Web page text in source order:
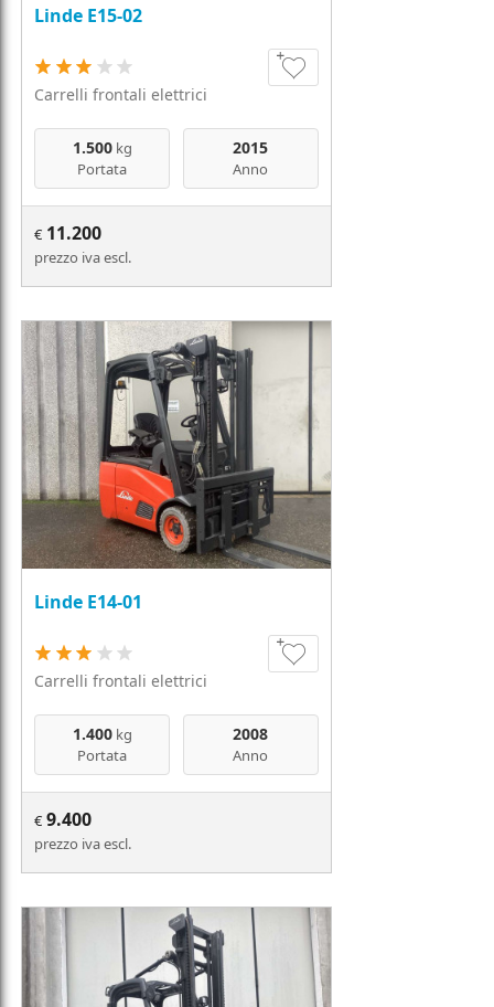
Linde E15-02
Carrelli frontali elettrici
1.500kg
Portata
2015
Anno
€ 11.200
prezzo iva escl.
Linde E14-01
Carrelli frontali elettrici
1.400kg
Portata
2008
Anno
€ 9.400
prezzo iva escl.